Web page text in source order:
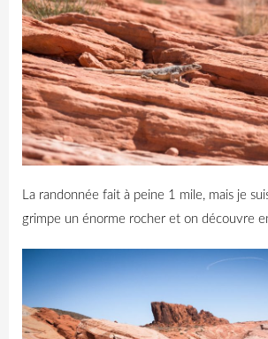
La randonnée fait à peine 1 mile, mais je
grimpe un énorme rocher et on découvre